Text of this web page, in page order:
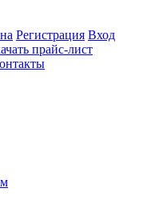
Регистрация Вход
прайс-лист